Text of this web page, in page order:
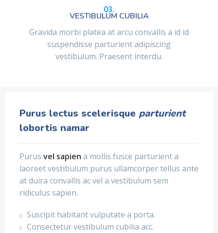
03.
VESTIBULUM CUBILIA
Gravida morbi platea at arcu convallis a id id
suspendisse parturient adipiscing
vestibulum. Praesent interdu.
Purus lectus scelerisque parturient
lobortis namar
Purus vel sapien a mollis fusce parturient a
laoreet vestibulum purus ullamcorper tellus ante
at duira convallis ac vel a vestibulum sem
ridiculus sapien.
Suscipit habitant vulputate a porta.
Consectetur vestibulum cubilia acc.